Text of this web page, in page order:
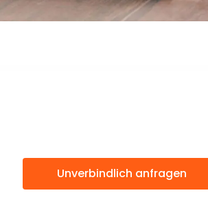
Unverbindlich anfragen